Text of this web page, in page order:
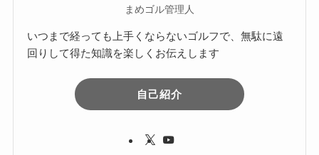
まめゴル管理人
いつまで経っても上手くならないゴルフで、無駄に遠
回りして得た知識を楽しくお伝えします
自己紹介